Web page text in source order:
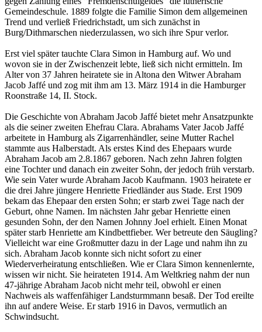
Gemeindeschule. 1889 folgte die Familie Simon dem allgemeinen
Trend und verließ Friedrichstadt, um sich zunächst in
Burg/Dithmarschen niederzulassen, wo sich ihre Spur verlor.
Erst viel später tauchte Clara Simon in Hamburg auf. Wo und
wovon sie in der Zwischenzeit lebte, ließ sich nicht ermitteln. Im
Alter von 37 Jahren heiratete sie in Altona den Witwer Abraham
Jacob Jaffé und zog mit ihm am 13. März 1914 in die Hamburger
Roonstraße 14, II. Stock.
Die Geschichte von Abraham Jacob Jaffé bietet mehr Ansatzpunkte
als die seiner zweiten Ehefrau Clara. Abrahams Vater Jacob Jaffé
arbeitete in Hamburg als Zigarrenhändler, seine Mutter Rachel
stammte aus Halberstadt. Als erstes Kind des Ehepaars wurde
Abraham Jacob am 2.8.1867 geboren. Nach zehn Jahren folgten
eine Tochter und danach ein zweiter Sohn, der jedoch früh verstarb.
Wie sein Vater wurde Abraham Jacob Kaufmann. 1903 heiratete er
die drei Jahre jüngere Henriette Friedländer aus Stade. Erst 1909
bekam das Ehepaar den ersten Sohn; er starb zwei Tage nach der
Geburt, ohne Namen. Im nächsten Jahr gebar Henriette einen
gesunden Sohn, der den Namen Johnny Joel erhielt. Einen Monat
später starb Henriette am Kindbettfieber. Wer betreute den Säugling?
Vielleicht war eine Großmutter dazu in der Lage und nahm ihn zu
sich. Abraham Jacob konnte sich nicht sofort zu einer
Wiederverheiratung entschließen. Wie er Clara Simon kennenlernte,
wissen wir nicht. Sie heirateten 1914. Am Weltkrieg nahm der nun
47-jährige Abraham Jacob nicht mehr teil, obwohl er einen
Nachweis als waffenfähiger Landsturmmann besaß. Der Tod ereilte
ihn auf andere Weise. Er starb 1916 in Davos, vermutlich an
Schwindsucht.